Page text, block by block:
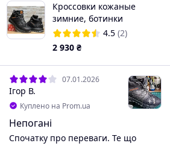
Кроссовки кожаные
зимние, ботинки
спортивные Salomon
Dragon Skin Winter Black
4.5 (2)
2 930 ₴
07.01.2026
Ігор В.
Куплено на Prom.ua +1
Непогані
Спочатку про переваги. Те що